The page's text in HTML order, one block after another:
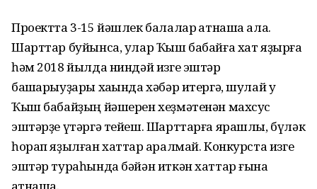
Проектта 3-15 йәшлек балалар ҡатнаша ала.
Шарттар буйынса, улар Ҡыш бабайға хат яҙырға
һәм 2018 йылда ниндәй изге эштәр
башҡарыуҙары хаҡында хәбәр итергә, шулай уҡ
Ҡыш бабайҙың йәшерен хеҙмәтенән махсус
эштәрҙе үтәргә тейеш. Шарттарға ярашлы, бүләк
һорап яҙылған хаттар ҡаралмай. Конкурста изге
эштәр тураһында бәйән иткән хаттар ғына